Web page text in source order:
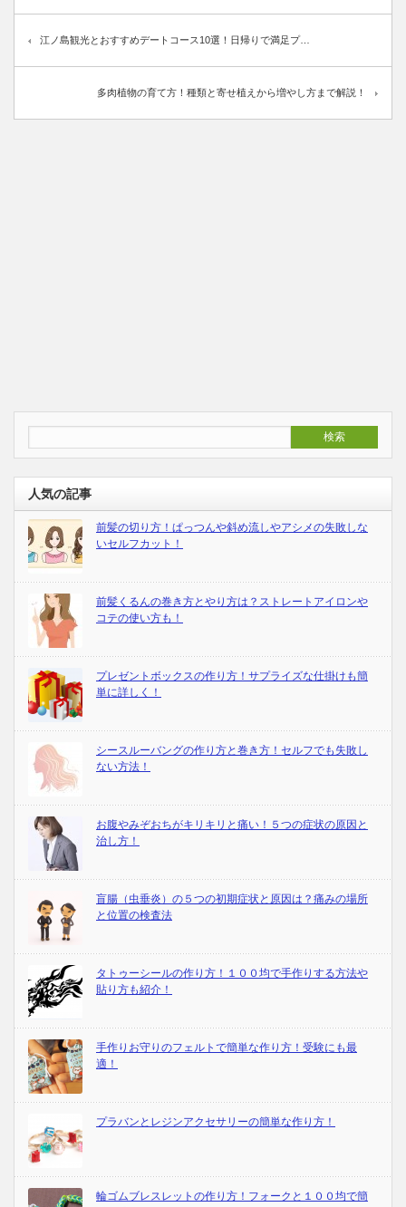
江ノ島観光とおすすめデートコース10選！日帰りで満足プ…
多肉植物の育て方！種類と寄せ植えから増やし方まで解説！
人気の記事
前髪の切り方！ぱっつんや斜め流しやアシメの失敗しな
いセルフカット！
前髪くるんの巻き方とやり方は？ストレートアイロンや
コテの使い方も！
プレゼントボックスの作り方！サプライズな仕掛けも簡
単に詳しく！
シースルーバングの作り方と巻き方！セルフでも失敗し
ない方法！
お腹やみぞおちがキリキリと痛い！５つの症状の原因と
治し方！
盲腸（虫垂炎）の５つの初期症状と原因は？痛みの場所
と位置の検査法
タトゥーシールの作り方！１００均で手作りする方法や
貼り方も紹介！
手作りお守りのフェルトで簡単な作り方！受験にも最
適！
プラバンとレジンアクセサリーの簡単な作り方！
輪ゴムブレスレットの作り方！フォークと１００均で簡